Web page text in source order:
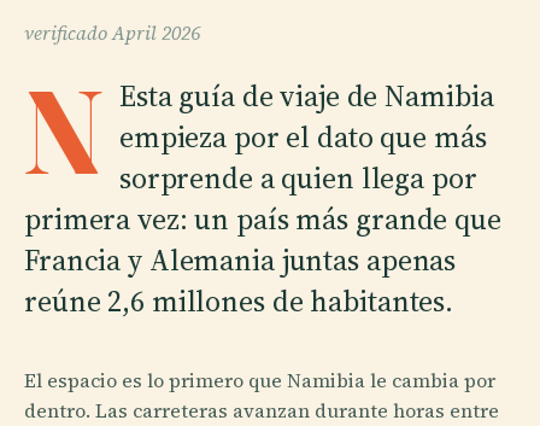
verificadoApril 2026
N Esta guía de viaje de Namibia
empieza por el dato que más
sorprende a quien llega por
primera vez: un país más grande que
Francia y Alemania juntas apenas
reúne 2,6 millones de habitantes.
El espacio es lo primero que Namibia le cambia por
dentro. Las carreteras avanzan durante horas entre